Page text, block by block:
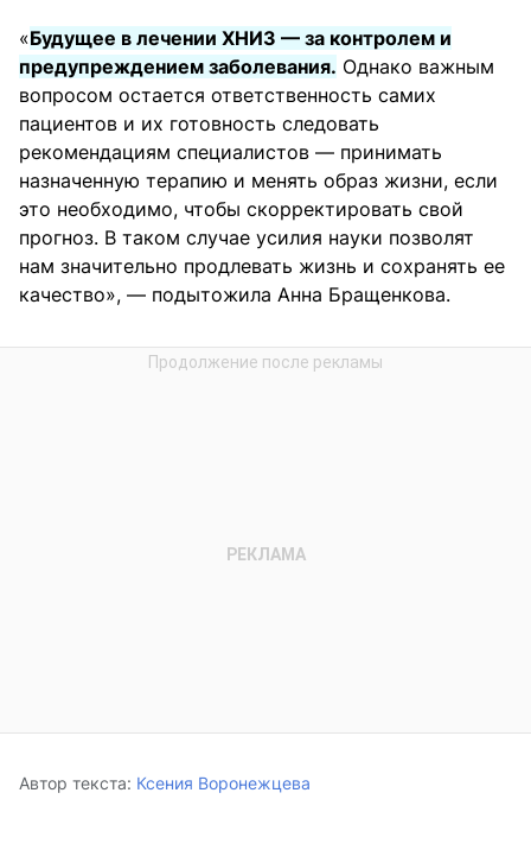
«Будущее в лечении ХНИЗ — за контролем и
предупреждением заболевания. Однако важным
вопросом остается ответственность самих
пациентов и их готовность следовать
рекомендациям специалистов — принимать
назначенную терапию и менять образ жизни, если
это необходимо, чтобы скорректировать свой
прогноз. В таком случае усилия науки позволят
нам значительно продлевать жизнь и сохранять ее
качество», — подытожила Анна Бращенкова.
Автор текста: Ксения Воронежцева